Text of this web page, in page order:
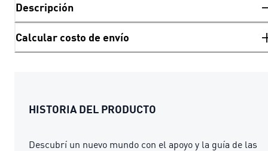
Descripción
Calcular costo de envío
HISTORIA DEL PRODUCTO
Descubrí un nuevo mundo con el apoyo y la guía de las